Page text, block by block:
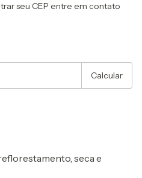
seu CEP entre em contato
Calcular
seca e